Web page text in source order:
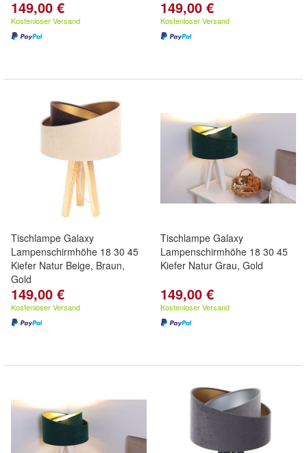
149,00 €
Kostenloser Versand
149,00 €
Kostenloser Versand
Tischlampe Galaxy
Lampenschirmhöhe 18 30 45
Kiefer Natur Beige, Braun,
Gold
149,00 €
Kostenloser Versand
Tischlampe Galaxy
Lampenschirmhöhe 18 30 45
Kiefer Natur Grau, Gold
149,00 €
Kostenloser Versand